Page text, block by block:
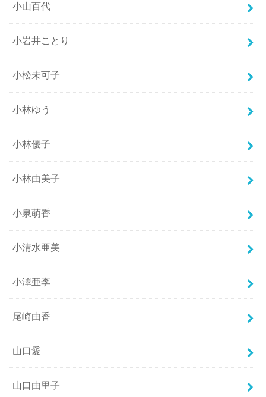
小山百代
小岩井ことり
小松未可子
小林ゆう
小林優子
小林由美子
小泉萌香
小清水亜美
小澤亜李
尾崎由香
山口愛
山口由里子